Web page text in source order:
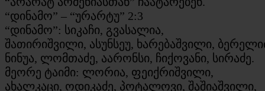
“დინამო” – “ურარტუ” 2:3
“დინამო”: სიკაჩი, გვასალია,
შათირიშვილი, ასუნსეუ, ხარებაშვილი,
ნინუა, ლომთაძე, აარონსი, ჩიქოვანი, სირაძე.
მეორე ტაიმი: ლორია, ფეიქრიშვილი,
ახალკაცი, ოდიკაძე, პოტალოვი, შაშიაშვილი,